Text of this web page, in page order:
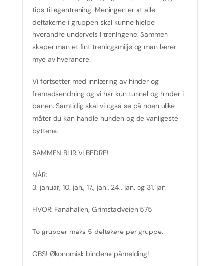
tips til egentrening. Meningen er at alle
deltakerne i gruppen skal kunne hjelpe
hverandre underveis i treningene. Sammen
skaper man et fint treningsmiljø og man lærer
mye av hverandre.
Vi fortsetter med innlæring av hinder og
fremadsendning og vi har kun tunnel og hinder i
banen. Samtidig skal vi også se på noen ulike
måter du kan handle hunden og de vanligeste
byttene.
SAMMEN BLIR VI BEDRE!
NÅR:
3. januar, 10. jan., 17., jan., 24., jan. og 31. jan.
HVOR: Fanahallen, Grimstadveien 575
To grupper maks 5 deltakere per gruppe.
OBS! Økonomisk bindene påmelding!